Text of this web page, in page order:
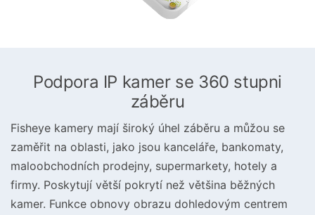
Podpora IP kamer se 360 stupni
záběru
Fisheye kamery mají široký úhel záběru a můžou se
zaměřit na oblasti, jako jsou kanceláře, bankomaty,
maloobchodních prodejny, supermarkety, hotely a
firmy. Poskytují větší pokrytí než většina běžných
kamer. Funkce obnovy obrazu dohledovým centrem